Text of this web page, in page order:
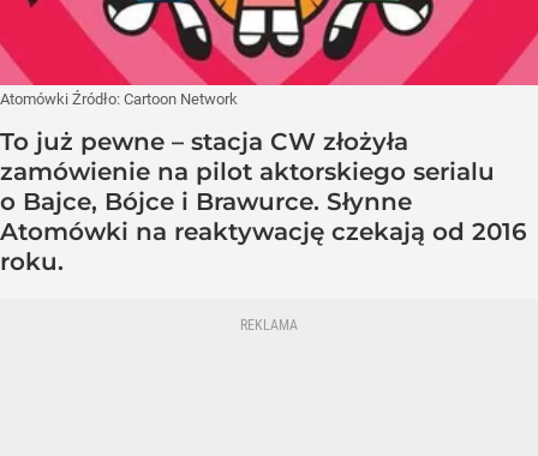
Atomówki Źródło: Cartoon Network
To już pewne – stacja CW złożyła
zamówienie na pilot aktorskiego serialu
o Bajce, Bójce i Brawurce. Słynne
Atomówki na reaktywację czekają od 2016
roku.